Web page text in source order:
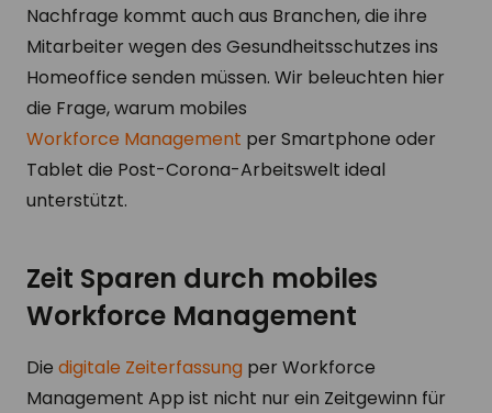
Nachfrage kommt auch aus Branchen, die ihre
Mitarbeiter wegen des Gesundheitsschutzes ins
Homeoffice senden müssen. Wir beleuchten hier
die Frage, warum mobiles
Workforce Management per Smartphone oder
Tablet die Post-Corona-Arbeitswelt ideal
unterstützt.
Zeit Sparen durch mobiles
Workforce Management
Die digitale Zeiterfassung per Workforce
Management App ist nicht nur ein Zeitgewinn für